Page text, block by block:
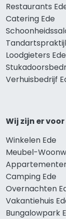
Restaurants
Catering Ede
Loodgieters Ede
Verhuisbedrijf
Wij zijn er voor
Winkelen Ede
Meubel-
Camping Ede
Overnachten
Vakantiehuis
Bungalowpark